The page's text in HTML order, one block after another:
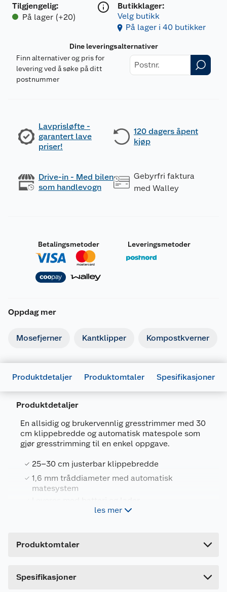
Tilgjengelig:
På lager (+20)
Butikklager:
Velg butikk
På lager i 40 butikker
Dine leveringsalternativer
Finn alternativer og pris for
levering ved å søke på ditt
postnummer
Lavprisløfte -
garantert lave
priser!
120 dagers åpent
kjøp
Drive-in - Med bilen
som handlevogn
Gebyrfri faktura
med Walley
Betalingsmetoder Leveringsmetoder
Oppdag mer
Mosefjerner Kantklipper Kompostkverner
Produktdetaljer Produktomtaler Spesifikasjoner
Produktdetaljer
En allsidig og brukervennlig gresstrimmer med 30
cm klippebredde og automatisk matespole som
gjør gresstrimming til en enkel oppgave.
25–30 cm justerbar klippebredde
1,6 mm tråddiameter med automatisk
matesystem
En del av ONE+ systemet
Bruksområde
ergonomisk og komfortabel opplevelse, selv ved
lengre arbeidsøkter. Med EasyEdge™-funksjonen
les mer
Produktomtaler
Spesifikasjoner
Generelt
Artikkelnummer
4058546594091
Leverandørens artikkelnummer
5133006673